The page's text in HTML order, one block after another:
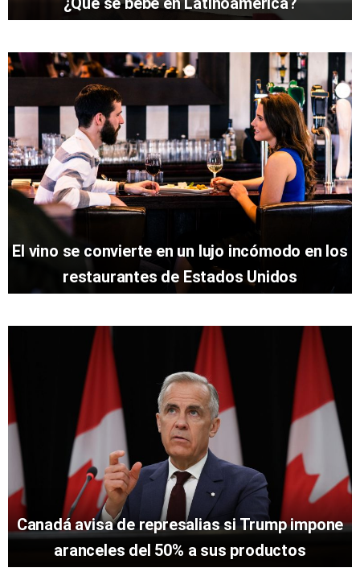
El vino se convierte en un lujo incómodo en los
restaurantes de Estados Unidos
Canadá avisa de represalias si Trump impone
aranceles del 50% a sus productos